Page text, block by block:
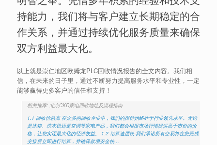
持能力，我们将与客户建立长期稳定的合
作关系，并通过持续优化服务质量来确保
双方利益最大化。
以上就是崇仁地区欧姆龙PLC回收情况报告的全文内容。我们相
信，在未来的日子里，通过不断努力提高服务水平和专业性，一定
能够赢得更多客户的信任和支持！
相关推荐: 北京CKD家电回收地址及流程指南
1.1 回收价格高 在众多的回收企业中，我们的报价始终处于行业领先水平。无论
是冰箱、洗衣机还是空调等家电产品，我们都会根据市场行情提供高于市价的价
格，让您实现最大化的经济收益。 1.2 结算速度快 我们承诺所有交易将在您完成
交接后立即进行结算，并确保款项安全快…